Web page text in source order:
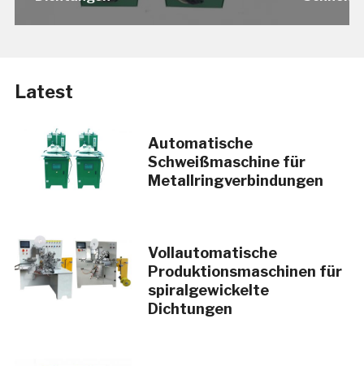
Latest
Automatische
Schweißmaschine für
Metallringverbindungen
Vollautomatische
Produktionsmaschinen für
spiralgewickelte
Dichtungen